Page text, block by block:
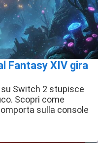
Fantasy XIV gira
su Switch 2 stupisce
Scopri come
sulla console